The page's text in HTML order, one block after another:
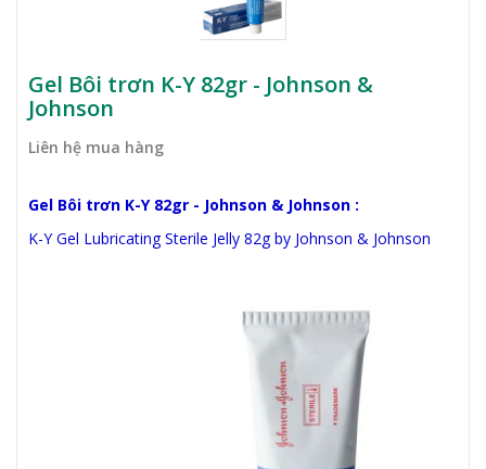
Gel Bôi trơn K-Y 82gr - Johnson &
Johnson
Liên hệ mua hàng
Gel Bôi trơn K-Y 82gr - Johnson & Johnson :
K-Y Gel Lubricating Sterile Jelly 82g by Johnson & Johnson